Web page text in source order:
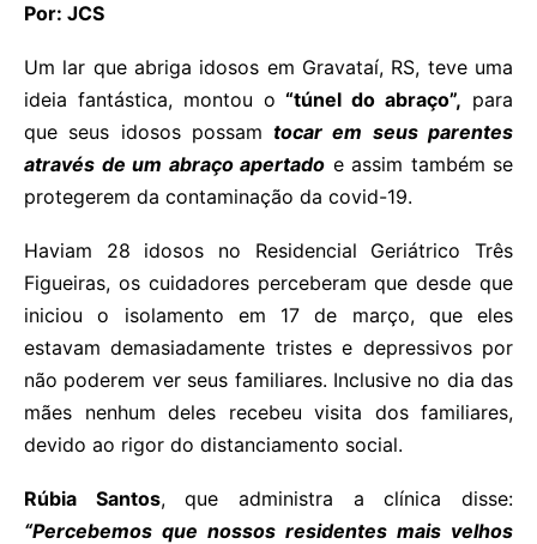
Por: JCS
Um lar que abriga idosos em Gravataí, RS, teve uma
ideia fantástica, montou o“túnel do abraço”, para
que seus idosos possam tocar em seus parentes
através de um abraço apertado e assim também se
protegerem da contaminação da covid-19.
Haviam 28 idosos no Residencial Geriátrico Três
Figueiras, os cuidadores perceberam que desde que
iniciou o isolamento em 17 de março, que eles
estavam demasiadamente tristes e depressivos por
não poderem ver seus familiares. Inclusive no dia das
mães nenhum deles recebeu visita dos familiares,
devido ao rigor do distanciamento social.
Rúbia Santos, que administra a clínica disse:
“Percebemos que nossos residentes mais velhos